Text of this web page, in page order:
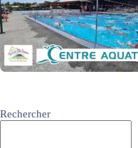
Rechercher